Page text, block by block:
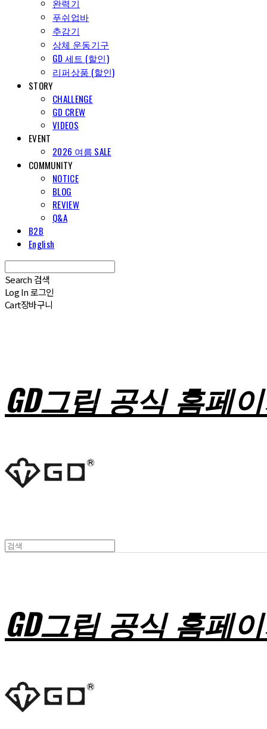
완력기
푸쉬업바
추감기
상체 운동기구
GD 세트 (할인)
리퍼상품 (할인)
STORY
CHALLENGE
GD CREW
VIDEOS
EVENT
2026 여름 SALE
COMMUNITY
NOTICE
BLOG
REVIEW
Q&A
B2B
English
Search 검색
Log In로그인
Cart장바구니
GD그립 공식 홈페
GD그립 공식 홈페